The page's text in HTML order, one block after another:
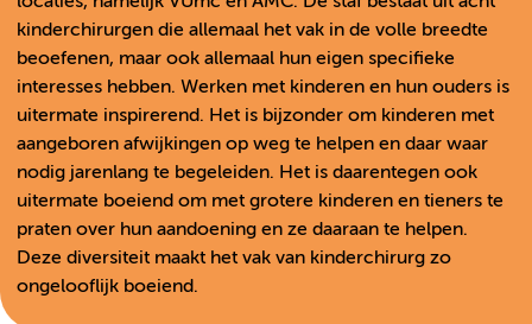
kinderchirurgen die allemaal het vak in de volle breedte
beoefenen, maar ook allemaal hun eigen specifieke
interesses hebben. Werken met kinderen en hun ouders is
uitermate inspirerend. Het is bijzonder om kinderen met
aangeboren afwijkingen op weg te helpen en daar waar
nodig jarenlang te begeleiden. Het is daarentegen ook
uitermate boeiend om met grotere kinderen en tieners te
praten over hun aandoening en ze daaraan te helpen.
Deze diversiteit maakt het vak van kinderchirurg zo
ongelooflijk boeiend.